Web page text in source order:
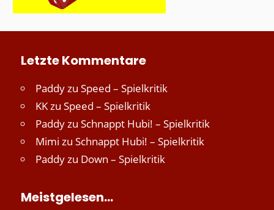
Letzte Kommentare
Paddyzu Speed – Spielkritik
KKzu Speed – Spielkritik
Paddyzu Schnappt Hubi! – Spielkritik
Mimi zu Schnappt Hubi! – Spielkritik
Paddyzu Down – Spielkritik
Meistgelesen…